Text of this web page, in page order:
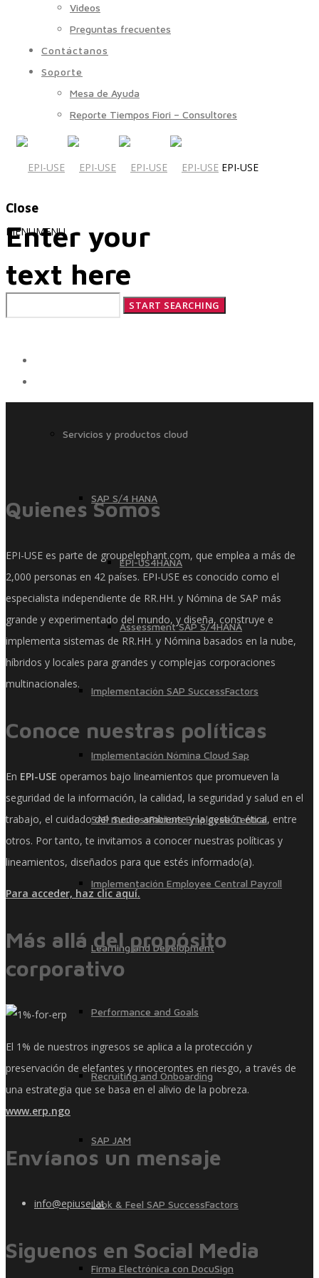
Videos
Preguntas frecuentes
Contáctanos
Soporte
Mesa de Ayuda
Reporte Tiempos Fiori – Consultores
EPI-USE
MENUMENU
Servicios y productos cloud
SAP S/4 HANA
EPI-US4HANA
Assessment SAP S/4HANA
Implementación SAP SuccessFactors
Implementación Nómina Cloud Sap
SAP SuccessFactors Employee Central
Implementación Employee Central Payroll
Learning and Development
Performance and Goals
Recruiting and Onboarding
SAP JAM
Look & Feel SAP SuccessFactors
Firma Electrónica con DocuSign
Close
Enter your
text here
Quienes Somos
EPI-USE es parte de groupelephant.com, que emplea a más de
2,000 personas en 42 países. EPI-USE es conocido como el
especialista independiente de RR.HH. y Nómina de SAP más
grande y experimentado del mundo, y diseña, construye e
implementa sistemas de RR.HH. y Nómina basados ​​en la nube,
híbridos y locales para grandes y complejas corporaciones
multinacionales.
Conoce nuestras políticas
En EPI-USE operamos bajo lineamientos que promueven la
seguridad de la información, la calidad, la seguridad y salud en el
trabajo, el cuidado del medio ambiente y la gestión ética, entre
otros. Por tanto, te invitamos a conocer nuestras políticas y
lineamientos, diseñados para que estés informado(a).
Para acceder, haz clic aquí.
Más allá del propósito
corporativo
El 1% de nuestros ingresos se aplica a la protección y
preservación de elefantes y rinocerontes en riesgo, a través de
una estrategia que se basa en el alivio de la pobreza.
www.erp.ngo
Envíanos un mensaje
info@epiuse.lat
Siguenos en Social Media